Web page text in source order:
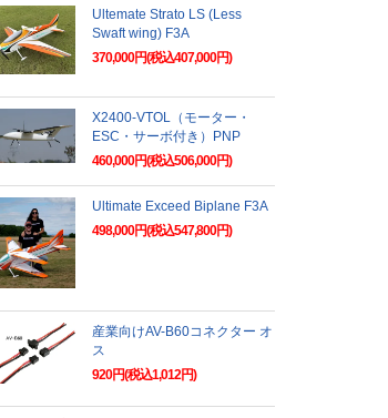
Ultemate Strato LS (Less
Swaft wing) F3A
370,000円(税込407,000円)
X2400-VTOL（モーター・
ESC・サーボ付き）PNP
460,000円(税込506,000円)
Ultimate Exceed Biplane F3A
498,000円(税込547,800円)
産業向けAV-B60コネクター オ
ス
920円(税込1,012円)